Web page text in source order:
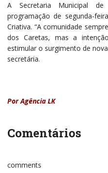
A Secretaria Municipal
programação de segunda-
Criativa. “A comunidade
dos Caretas, mas a
estimular o surgimento de
secretária.
Por Agência LK
Comentários
comments